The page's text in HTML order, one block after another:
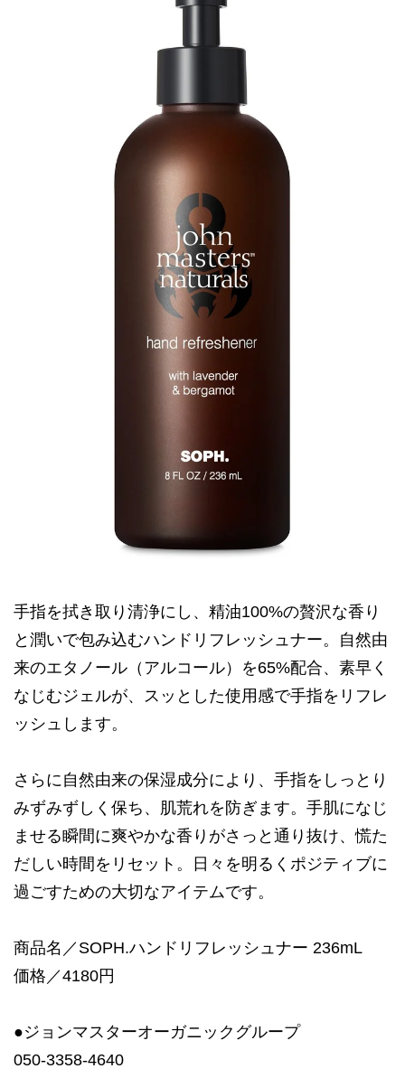
手指を拭き取り清浄にし、精油100%の贅沢な香り
と潤いで包み込むハンドリフレッシュナー。自然由
来のエタノール（アルコール）を65%配合、素早く
なじむジェルが、スッとした使用感で手指をリフレ
ッシュします。
さらに自然由来の保湿成分により、手指をしっとり
みずみずしく保ち、肌荒れを防ぎます。手肌になじ
ませる瞬間に爽やかな香りがさっと通り抜け、慌た
だしい時間をリセット。日々を明るくポジティブに
過ごすための大切なアイテムです。
商品名／SOPH.ハンドリフレッシュナー 236mL
価格／4180円
●ジョンマスターオーガニックグループ
050-3358-4640